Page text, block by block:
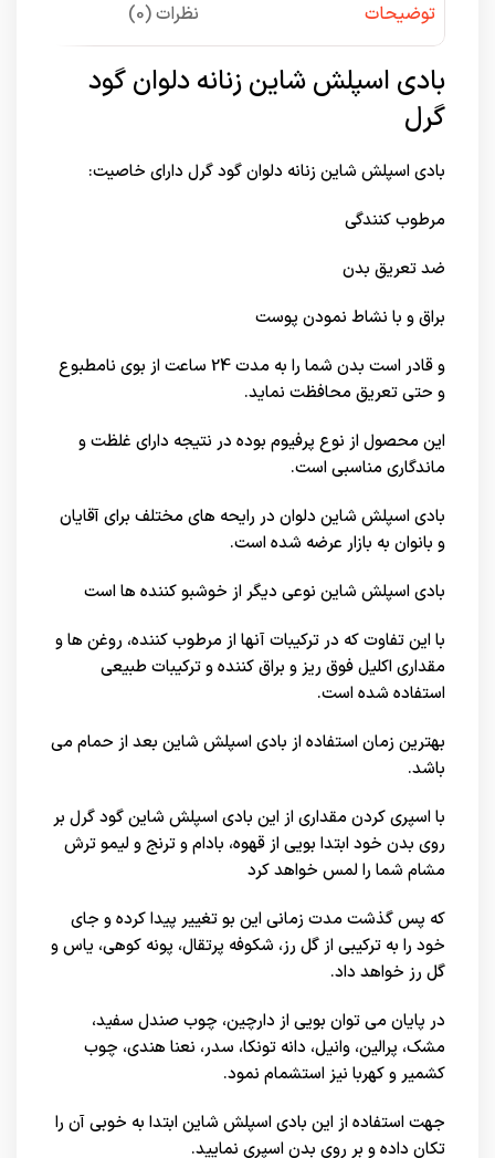
توضیحات نظرات (0)
بادی اسپلش شاین زنانه دلوان گود
گرل
بادی اسپلش شاین زنانه دلوان گود گرل دارای خاصیت:
مرطوب کنندگی
ضد تعریق بدن
براق و با نشاط نمودن پوست
و قادر است بدن شما را به مدت 24 ساعت از بوی نامطبوع
و حتی تعریق محافظت نماید.
این محصول از نوع پرفیوم بوده در نتیجه دارای غلظت و
ماندگاری مناسبی است.
بادی اسپلش شاین دلوان در رایحه های مختلف برای آقایان
و بانوان به بازار عرضه شده است.
بادی اسپلش شاین نوعی دیگر از خوشبو کننده ها است
با این تفاوت که در ترکیبات آنها از مرطوب کننده، روغن ‎ها و
مقداری اکلیل فوق ریز و براق کننده و ترکیبات طبیعی
استفاده شده است.
بهترین زمان استفاده از بادی اسپلش شاین بعد از حمام می
باشد.
با اسپری کردن مقداری از این بادی اسپلش شاین گود گرل بر
روی بدن خود ابتدا بویی از قهوه، بادام و ترنج و لیمو ترش
مشام شما را لمس خواهد کرد
که پس گذشت مدت زمانی این بو تغییر پیدا کرده و جای
خود را به ترکیبی از گل رز، شکوفه پرتقال، پونه کوهی، یاس و
گل رز خواهد داد.
در پایان می توان بویی از دارچین، چوب صندل سفید،
مشک، پرالین، وانیل، دانه تونکا، سدر، نعنا هندی، چوب
کشمیر و کهربا نیز استشمام نمود.
جهت استفاده از این بادی اسپلش شاین ابتدا به خوبی آن را
تکان داده و بر روی بدن اسپری نمایید.